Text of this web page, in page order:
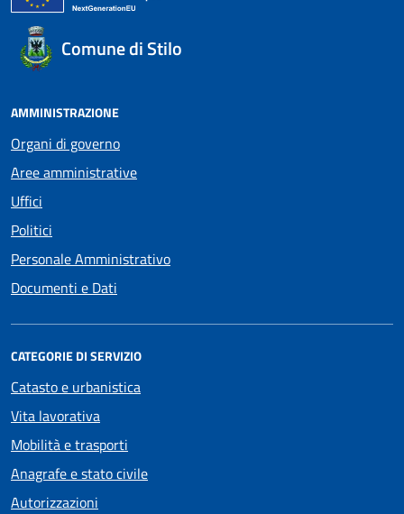
Comune di Stilo
AMMINISTRAZIONE
Organi di governo
Aree amministrative
Uffici
Politici
Personale Amministrativo
Documenti e Dati
CATEGORIE DI SERVIZIO
Catasto e urbanistica
Vita lavorativa
Mobilità e trasporti
Anagrafe e stato civile
Autorizzazioni